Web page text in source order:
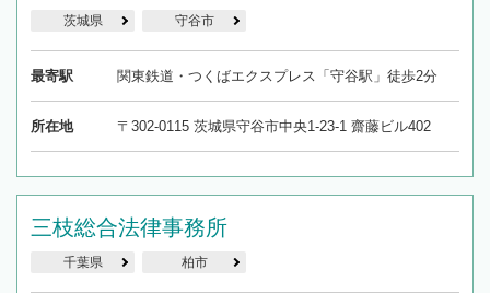
茨城県 守谷市
最寄駅 関東鉄道・つくばエクスプレス「守谷駅」徒歩2分
所在地 〒302-0115 茨城県守谷市中央1-23-1 齋藤ビル402
三枝総合法律事務所
千葉県 柏市